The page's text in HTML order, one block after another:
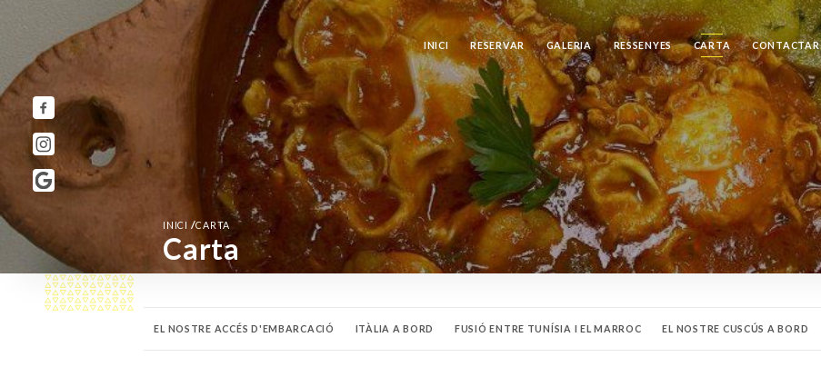
INICI RESERVAR GALERIA RESSENYES CARTA CONTACTAR
INICI /CARTA
Carta
EL NOSTRE ACCÉS D'EMBARCACIÓ ITÀLIA A BORD FUSIÓ ENTRE TUNÍSIA I EL MARROC EL NOSTRE CUSCÚS A BORD